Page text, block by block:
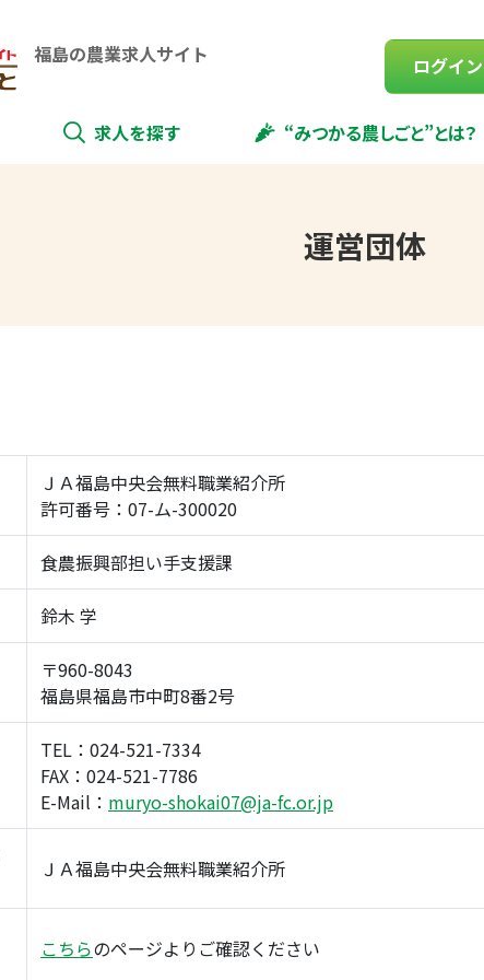
福島の農業求人サイト ログイン
求人を探す “みつかる農しごと”とは？
運営団体
ＪＡ福島中央会無料職業紹介所
許可番号：07-ム-300020
食農振興部担い手支援課
鈴木 学
〒960-8043
福島県福島市中町8番2号
TEL：024-521-7334
FAX：024-521-7786
E-Mail： muryo-shokai07@ja-fc.or.jp
ＪＡ福島中央会無料職業紹介所
こちらのページよりご確認ください